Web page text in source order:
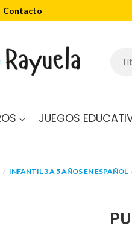
Contacto
JUEGOS
INFANTIL 3 A 5 AÑOS EN ESPAÑOL